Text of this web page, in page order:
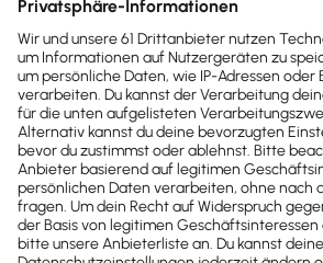
vielen Unternehmen durch die
ersetzt. Der große Vorteil: W…
Lesezeit 7 Minuten